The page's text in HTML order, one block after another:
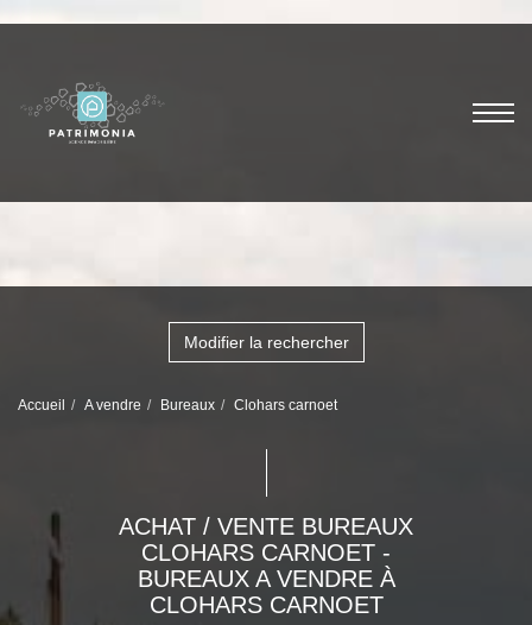
Modifier la rechercher
Accueil A vendre Bureaux Clohars carnoet
ACHAT / VENTE BUREAUX
CLOHARS CARNOET -
BUREAUX A VENDRE À
CLOHARS CARNOET